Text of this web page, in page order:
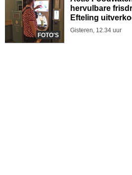
FOTO'S
hervulbare
Efteling
Gisteren, 12.34 uur